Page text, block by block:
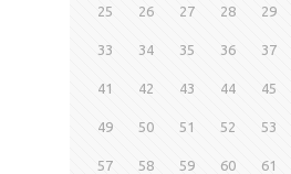
25 26 27 28 29
33 34 35 36 37
41 42 43 44 45
49 50 51 52 53
57 58 59 60 61